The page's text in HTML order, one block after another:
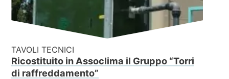
TAVOLI TECNICI
Ricostituito in Assoclima il Gruppo “Torri
di raffreddamento”